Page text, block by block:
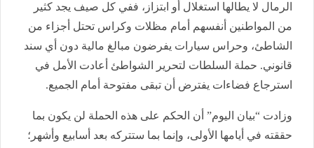
الرمال لا يطالها استغلال أو ابتزاز، ففي كل صيف يجد كثير
من المواطنين أنفسهم أمام مظلات وكراس تحتل أجزاء من
الشاطئ، وحراس سيارات يفرضون مبالغ مالية دون أي سند
قانوني. حملة السلطات لتحرير الشواطئ أعادت الأمل في
استرجاع فضاءات يفترض أن تبقى مفتوحة أمام الجميع.
وزادت “بيان اليوم” أن الحكم على هذه الحملة لن يكون بما
حققته في أيامها الأولى، وإنما بما ستتركه بعد أسابيع وأشهر؛